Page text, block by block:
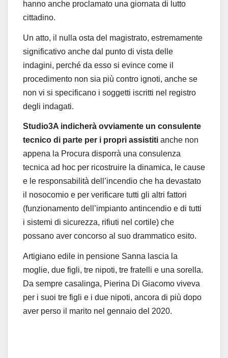
hanno anche proclamato una giornata di lutto
cittadino.
Un atto, il nulla osta del magistrato, estremamente
significativo anche dal punto di vista delle
indagini, perché da esso si evince come il
procedimento non sia più contro ignoti, anche se
non vi si specificano i soggetti iscritti nel registro
degli indagati.
Studio3A indicherà ovviamente un consulente
tecnico di parte per i propri assistiti anche non
appena la Procura disporrà una consulenza
tecnica ad hoc per ricostruire la dinamica, le cause
e le responsabilità dell’incendio che ha devastato
il nosocomio e per verificare tutti gli altri fattori
(funzionamento dell’impianto antincendio e di tutti
i sistemi di sicurezza, rifiuti nel cortile) che
possano aver concorso al suo drammatico esito.
Artigiano edile in pensione Sanna lascia la
moglie, due figli, tre nipoti, tre fratelli e una sorella.
Da sempre casalinga, Pierina Di Giacomo viveva
per i suoi tre figli e i due nipoti, ancora di più dopo
aver perso il marito nel gennaio del 2020.